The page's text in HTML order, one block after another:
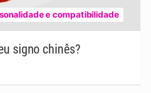
e compatibilidade
signo chinês?